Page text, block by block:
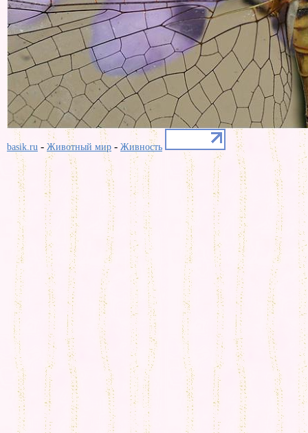
basik.ru - Животный мир - Живность